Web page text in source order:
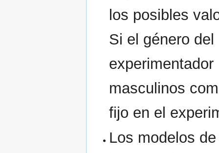
los posibles
Si el género
masculinos
fijo en el
Los modelos